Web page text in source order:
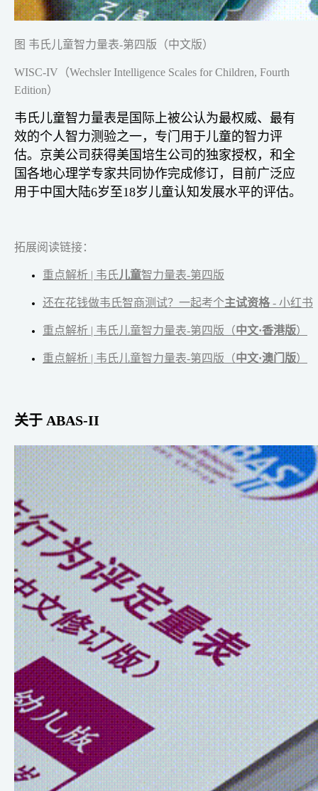
图 韦氏儿童智力量表-第四版（中文版）
WISC-IV（Wechsler Intelligence Scales for Children, Fourth
Edition）
韦氏儿童智力量表是国际上被公认为最权威、最有
效的个人智力测验之一，专门用于儿童的智力评
估。京美公司获得美国培生公司的独家授权，和全
国各地心理学专家共同协作完成修订，目前广泛应
用于中国大陆6岁至18岁儿童认知发展水平的评估。
拓展阅读链接：
重点解析 | 韦氏儿童智力量表-第四版
还在花钱做韦氏智商测试？一起考个主试资格 - 小红书
重点解析 | 韦氏儿童智力量表-第四版（中文·香港版）
重点解析 | 韦氏儿童智力量表-第四版（中文·澳门版）
关于 ABAS-II